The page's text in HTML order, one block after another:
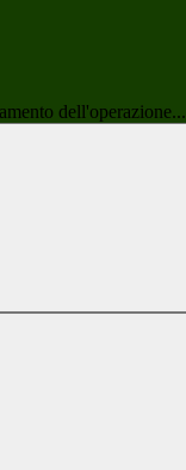
dell'operazione...